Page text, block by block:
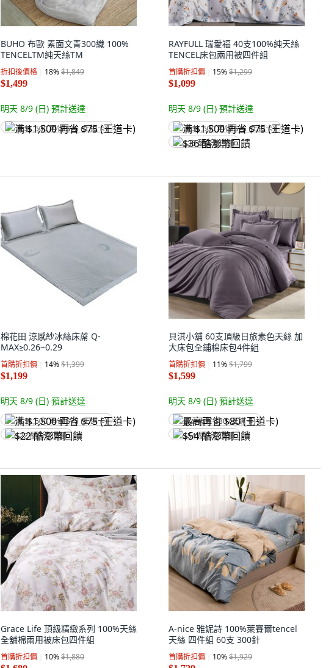
BUHO 布歐 素面文青300織 100%
TENCELTM純天絲TM
折扣後價格 18%$1,849
$1,499
明天 8/9 (日) 預計送達
满 $1,500 再省 $75 (王道卡)
RAYFULL 瑞愛福 40支100%純天絲
TENCEL床包兩用被四件組
首購折扣價 15%$1,299
$1,099
明天 8/9 (日) 預計送達
满 $1,500 再省 $75 (王道卡)
$36 酷澎幣回饋
棉花田 涼感紗冰絲床蓆 Q-
MAX≥0.26~0.29
首購折扣價 14%$1,399
$1,199
明天 8/9 (日) 預計送達
满 $1,500 再省 $75 (王道卡)
$22 酷澎幣回饋
貝淇小舖 60支頂級日旅素色天絲 加
大床包全鋪棉床包4件組
首購折扣價 11%$1,799
$1,599
明天 8/9 (日) 預計送達
最高再省 $80 (王道卡)
$54 酷澎幣回饋
Grace Life 頂級精緻系列 100%天絲
全舖棉兩用被床包四件組
首購折扣價 10%$1,880
A-nice 雅妮詩 100%萊賽爾tencel
天絲 四件組 60支 300針
首購折扣價 10%$1,929